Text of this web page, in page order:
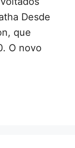
Desde
que
O novo